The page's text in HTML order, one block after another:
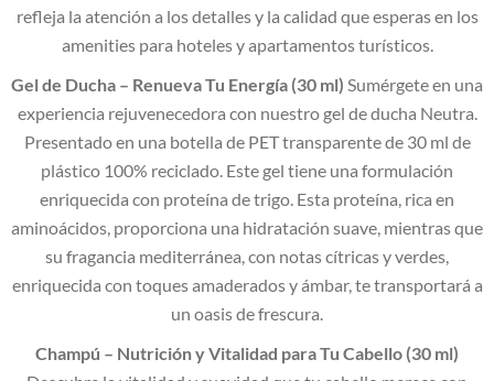
refleja la atención a los detalles y la calidad que esperas en los
amenities para hoteles y apartamentos turísticos.
Gel de Ducha – Renueva Tu Energía (30 ml) Sumérgete en una
experiencia rejuvenecedora con nuestro gel de ducha Neutra.
Presentado en una botella de PET transparente de 30 ml de
plástico 100% reciclado. Este gel tiene una formulación
enriquecida con proteína de trigo. Esta proteína, rica en
aminoácidos, proporciona una hidratación suave, mientras que
su fragancia mediterránea, con notas cítricas y verdes,
enriquecida con toques amaderados y ámbar, te transportará a
un oasis de frescura.
Champú – Nutrición y Vitalidad para Tu Cabello (30 ml)